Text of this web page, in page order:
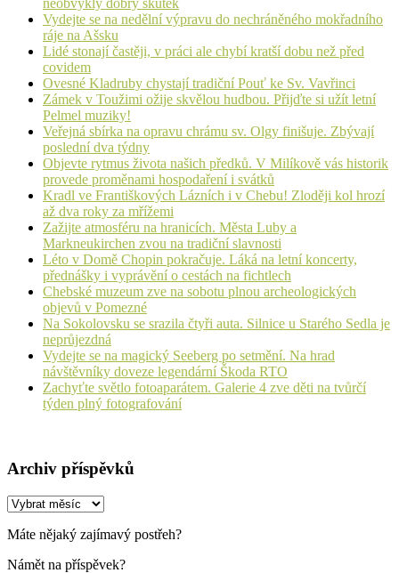
neobvyklý dobrý skutek
Vydejte se na nedělní výpravu do nechráněného mokřadního
ráje na Ašsku
Lidé stonají častěji, v práci ale chybí kratší dobu než před
covidem
Ovesné Kladruby chystají tradiční Pouť ke Sv. Vavřinci
Zámek v Toužimi ožije skvělou hudbou. Přijďte si užít letní
Pelmel muziky!
Veřejná sbírka na opravu chrámu sv. Olgy finišuje. Zbývají
poslední dva týdny
Objevte rytmus života našich předků. V Milíkově vás historik
provede proměnami hospodaření i svátků
Kradl ve Františkových Lázních i v Chebu! Zloději kol hrozí
až dva roky za mřížemi
Zažijte atmosféru na hranicích. Města Luby a
Markneukirchen zvou na tradiční slavnosti
Léto v Domě Chopin pokračuje. Láká na letní koncerty,
přednášky i vyprávění o cestách na fichtlech
Chebské muzeum zve na sobotu plnou archeologických
objevů v Pomezné
Na Sokolovsku se srazila čtyři auta. Silnice u Starého Sedla je
neprůjezdná
Vydejte se na magický Seeberg po setmění. Na hrad
návštěvníky doveze legendární Škoda RTO
Zachyťte světlo fotoaparátem. Galerie 4 zve děti na tvůrčí
týden plný fotografování
Archiv příspěvků
Archiv
Máte nějaký zajímavý postřeh?
Námět na příspěvek?